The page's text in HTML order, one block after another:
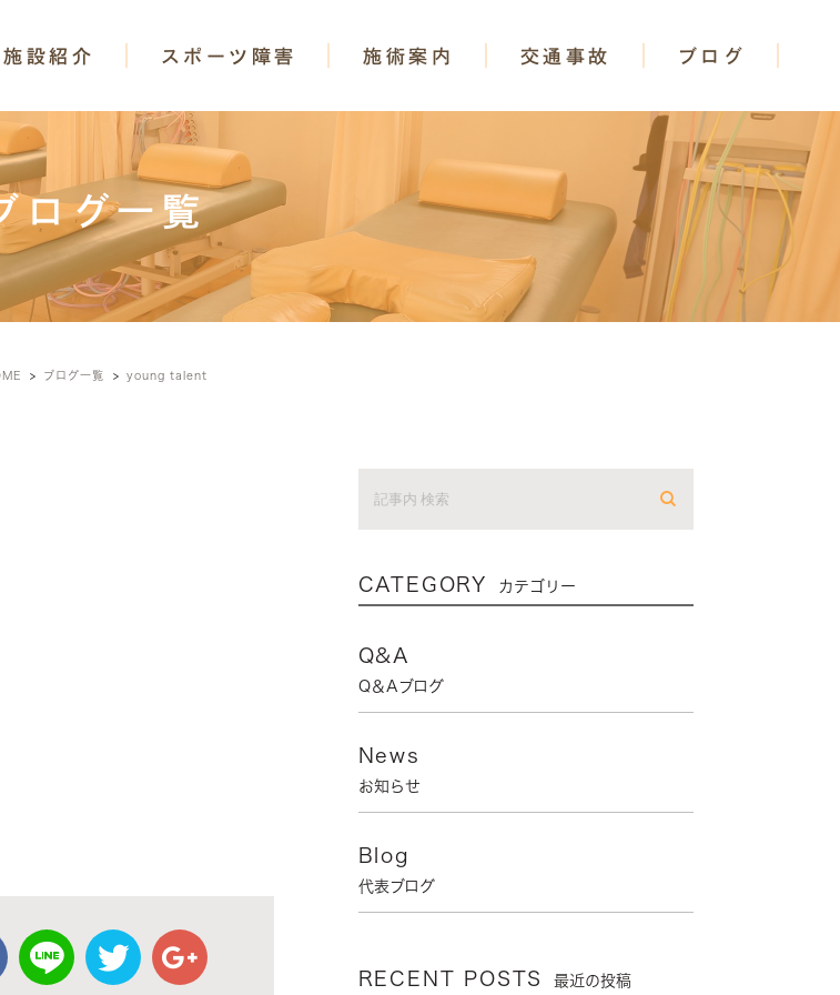
施設紹介 スポーツ障害 施術案内 交通事故 ブログ
ログ一覧
ブログ一覧 young talent
CATEGORY カテゴリー
Q&A
Q＆Aブログ
News
お知らせ
Blog
代表ブログ
RECENT POSTS 最近の投稿